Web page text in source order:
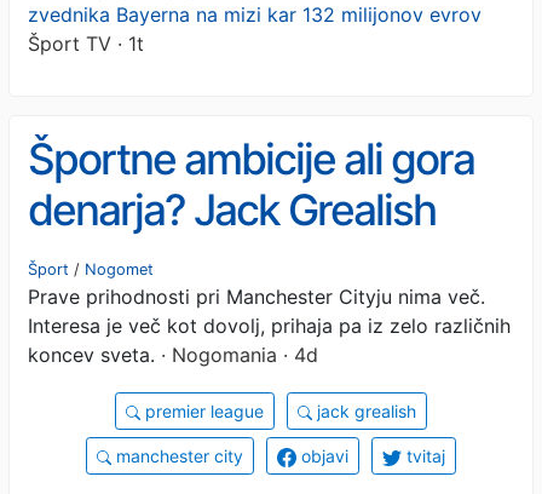
zvednika Bayerna na mizi kar 132 milijonov evrov
Šport TV · 1t
Športne ambicije ali gora
denarja? Jack Grealish
postavljen pred težko
odločitev
Šport / Nogomet
Prave prihodnosti pri Manchester Cityju nima več.
Interesa je več kot dovolj, prihaja pa iz zelo različnih
koncev sveta. · Nogomania · 4d
premier league jack grealish
manchester city objavi tvitaj